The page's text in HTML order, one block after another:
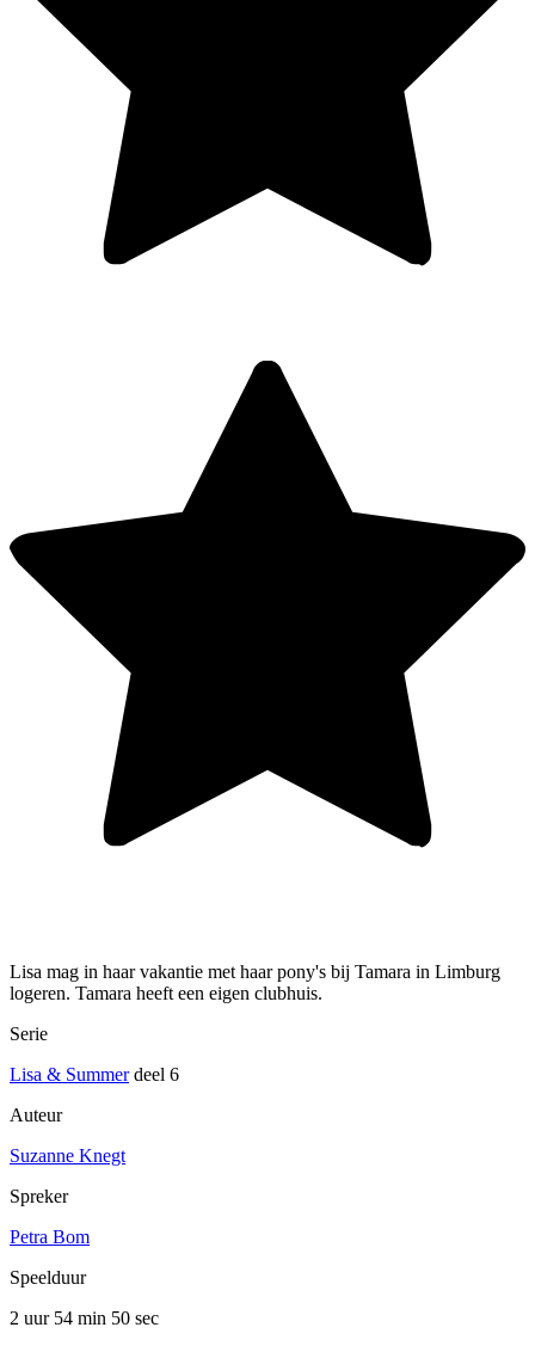
Lisa mag in haar vakantie met haar pony's bij Tamara in Limburg
logeren. Tamara heeft een eigen clubhuis.
Serie
Lisa & Summerdeel 6
Auteur
Suzanne Knegt
Spreker
Petra Bom
Speelduur
2 uur 54 min 50 sec